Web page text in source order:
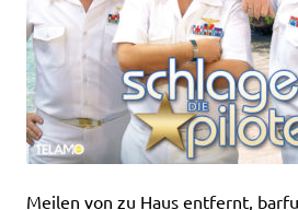
Meilen von zu Haus entfernt,